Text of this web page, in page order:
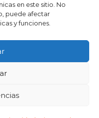
en este sitio. No
puede afectar
y funciones.
económica, la
al cliente y el